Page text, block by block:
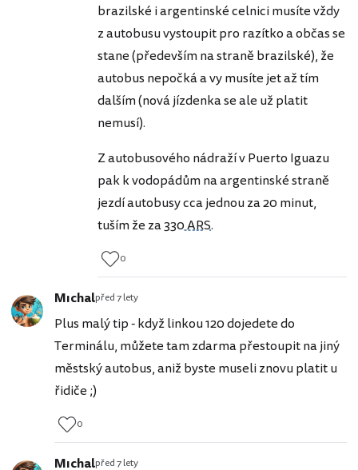
brazilské i argentinské celnici musíte vždy
z autobusu vystoupit pro razítko a občas se
stane (především na straně brazilské), že
autobus nepočká a vy musíte jet až tím
dalším (nová jízdenka se ale už platit
nemusí).
Z autobusového nádraží v Puerto Iguazu
pak k vodopádům na argentinské straně
jezdí autobusy cca jednou za 20 minut,
tuším že za330 ARS.
0
Mıchalpřed 7 lety
Plus malý tip - když linkou 120 dojedete do
Terminálu, můžete tam zdarma přestoupit na jiný
městský autobus, aniž byste museli znovu platit u
řidiče ;)
0
Mıchalpřed 7 lety